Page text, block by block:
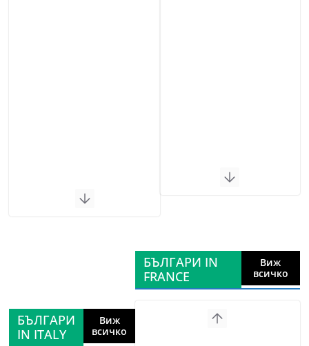
БЪЛГАРИ
IN ITALY
Виж
всичко
БЪЛГАРИ IN
FRANCE
Виж
всичко